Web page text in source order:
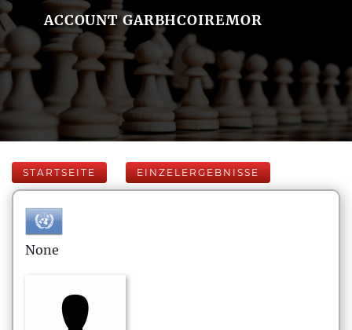
ACCOUNT GARBHCOIREMOR
STARTSEITE EINZELERGEBNISSE
None